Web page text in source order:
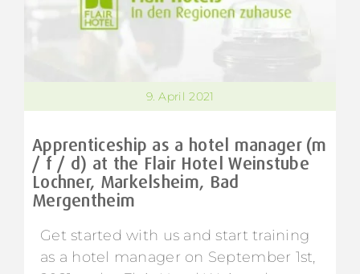
9. April 2021
Apprenticeship as a hotel manager (m
/ f / d) at the Flair Hotel Weinstube
Lochner, Markelsheim, Bad
Mergentheim
Get started with us and start training
as a hotel manager on September 1st,